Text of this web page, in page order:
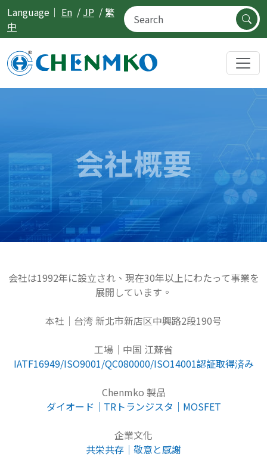
Language｜ En / JP / 繁
中
会社概要
会社は1992年に設立され、現在30年以上にわたって事業を
展開しています。
本社｜台湾 新北市新店区中興路2段190号
工場｜中国 江蘇省
IATF16949/ISO9001/QC080000/ISO14001認証取得済み
Chenmko 製品
ダイオード｜TRトランジスタ｜MOSFET
企業文化
共栄共存｜敬意と感謝